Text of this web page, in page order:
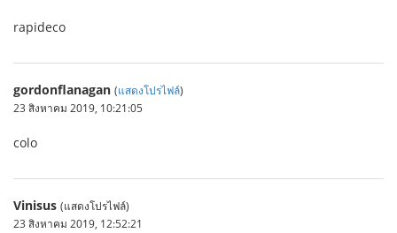
rapideco
gordonflanagan (แสดงโปรไฟล์)
23 สิงหาคม 2019, 10:21:05
colo
Vinisus (แสดงโปรไฟล์)
23 สิงหาคม 2019, 12:52:21